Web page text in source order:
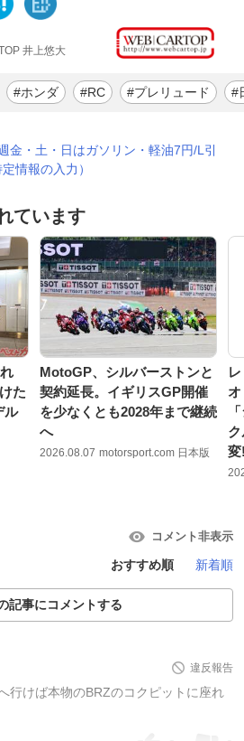
井上悠大
#ホンダ #RC #プレリュード #
金・土・日はガソリン・軽油7円/L引
情報の入力）
ています
た
ル
MotoGP、シルバーストンと
契約延長。イギリスGP開催
を少なくとも2028年まで継続
へ
2026.08.07 motorsport.com 日本版
コメント非表示
おすすめ順 新着順
記事にコメントする
違反報告
行けば本物のBRZのコクピットに座れ